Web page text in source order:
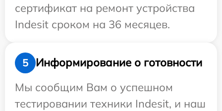
сертификат на ремонт устройства
Indesit сроком на 36 месяцев.
5
Информирование о готовности
Мы сообщим Вам о успешном
тестировании техники Indesit, и наш